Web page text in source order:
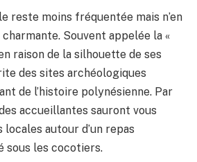
reste moins fréquentée mais n’en
Souvent appelée la «
raison de la silhouette de ses
des sites archéologiques
de l’histoire polynésienne. Par
accueillantes sauront vous
autour d’un repas
sous les cocotiers.